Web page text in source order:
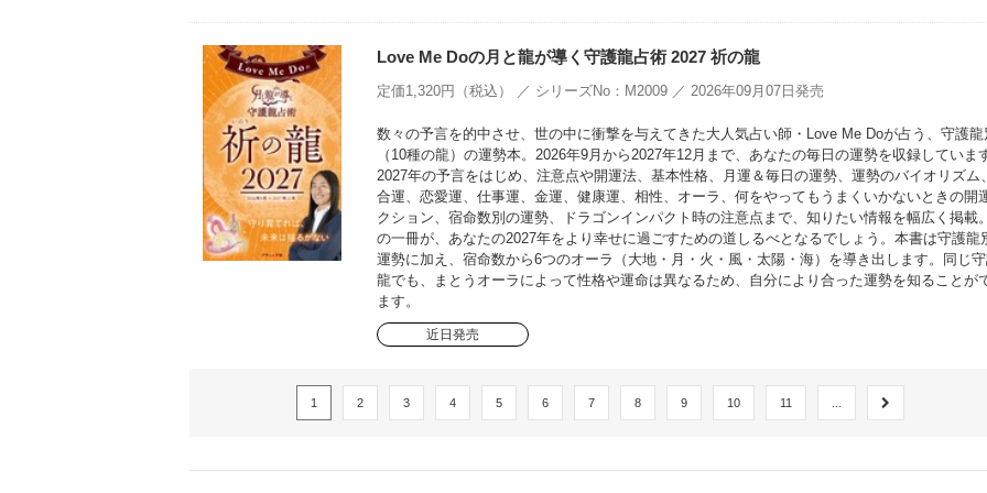
Love Me Doの月と龍が導く守護龍占術 2027 祈の龍
定価1,320円（税込） ／ シリーズNo：M2009 ／ 2026年09月07日発売
数々の予言を的中させ、世の中に衝撃を与えてきた大人気占い師・Love Me Doが占う、守護龍
（10種の龍）の運勢本。2026年9月から2027年12月まで、あなたの毎日の運勢を収録していま
2027年の予言をはじめ、注意点や開運法、基本性格、月運＆毎日の運勢、運勢のバイオリズム
合運、恋愛運、仕事運、金運、健康運、相性、オーラ、何をやってもうまくいかないときの開
クション、宿命数別の運勢、ドラゴンインパクト時の注意点まで、知りたい情報を幅広く掲載
の一冊が、あなたの2027年をより幸せに過ごすための道しるべとなるでしょう。本書は守護龍
運勢に加え、宿命数から6つのオーラ（大地・月・火・風・太陽・海）を導き出します。同じ
龍でも、まとうオーラによって性格や運命は異なるため、自分により合った運勢を知ることが
ます。
近日発売
1 2 3 4 5 6 7 8 9 10 11